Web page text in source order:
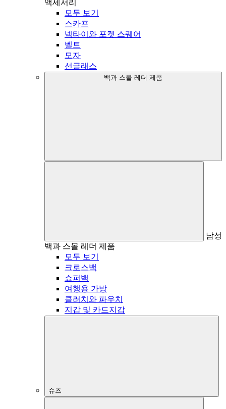
액세서리
모두 보기
스카프
넥타이와 포켓 스퀘어
벨트
모자
선글래스
백과 스몰 레더 제품
남성
백과 스몰 레더 제품
모두 보기
크로스백
쇼퍼백
여행용 가방
클러치와 파우치
지갑 및 카드지갑
슈즈